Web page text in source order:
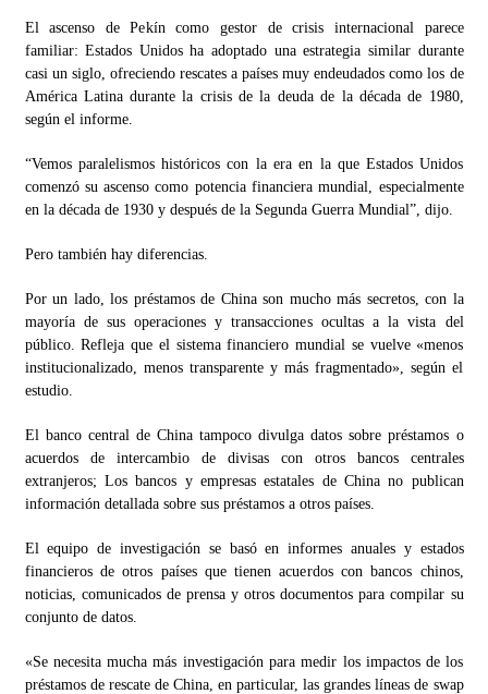
El ascenso de Pekín como gestor de crisis internacional parece
familiar: Estados Unidos ha adoptado una estrategia similar durante
casi un siglo, ofreciendo rescates a países muy endeudados como los de
América Latina durante la crisis de la deuda de la década de 1980,
según el informe.
“Vemos paralelismos históricos con la era en la que Estados Unidos
comenzó su ascenso como potencia financiera mundial, especialmente
en la década de 1930 y después de la Segunda Guerra Mundial”, dijo.
Pero también hay diferencias.
Por un lado, los préstamos de China son mucho más secretos, con la
mayoría de sus operaciones y transacciones ocultas a la vista del
público. Refleja que el sistema financiero mundial se vuelve «menos
institucionalizado, menos transparente y más fragmentado», según el
estudio.
El banco central de China tampoco divulga datos sobre préstamos o
acuerdos de intercambio de divisas con otros bancos centrales
extranjeros; Los bancos y empresas estatales de China no publican
información detallada sobre sus préstamos a otros países.
El equipo de investigación se basó en informes anuales y estados
financieros de otros países que tienen acuerdos con bancos chinos,
noticias, comunicados de prensa y otros documentos para compilar su
conjunto de datos.
«Se necesita mucha más investigación para medir los impactos de los
préstamos de rescate de China, en particular, las grandes líneas de swap